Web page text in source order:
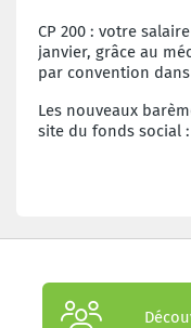
CP 200 : votre
janvier, grâce au
par convention
Les nouveaux
site du fonds social :